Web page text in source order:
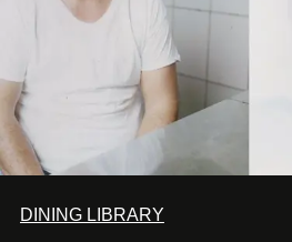
DINING LIBRARY